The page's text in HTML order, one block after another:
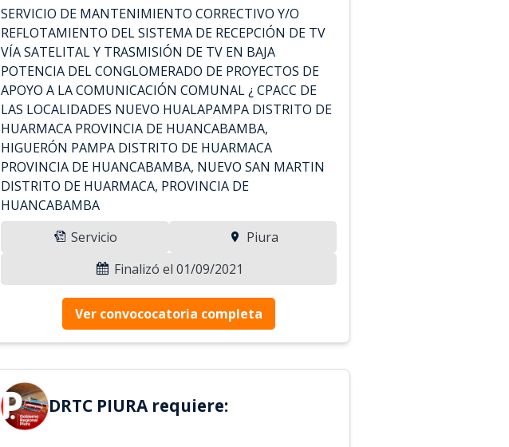
SERVICIO DE MANTENIMIENTO CORRECTIVO Y/O
REFLOTAMIENTO DEL SISTEMA DE RECEPCIÓN DE TV
VÍA SATELITAL Y TRASMISIÓN DE TV EN BAJA
POTENCIA DEL CONGLOMERADO DE PROYECTOS DE
APOYO A LA COMUNICACIÓN COMUNAL ¿ CPACC DE
LAS LOCALIDADES NUEVO HUALAPAMPA DISTRITO DE
HUARMACA PROVINCIA DE HUANCABAMBA,
HIGUERÓN PAMPA DISTRITO DE HUARMACA
PROVINCIA DE HUANCABAMBA, NUEVO SAN MARTIN
DISTRITO DE HUARMACA, PROVINCIA DE
HUANCABAMBA
Servicio
Piura
Finalizó el 01/09/2021
Ver convococatoria completa
DRTC PIURA requiere: